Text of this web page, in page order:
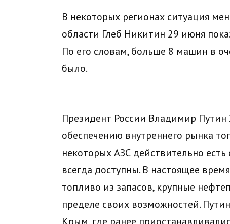
В некоторых регионах ситуация
области Глеб Никитин 29 июня
По его словам, больше 8 машин в
было.
Президент России Владимир
обеспечению внутреннего рынка
некоторых АЗС действительно
всегда доступны. В настоящее
топливо из запасов, крупные
пределе своих возможностей.
Крым, где ранее